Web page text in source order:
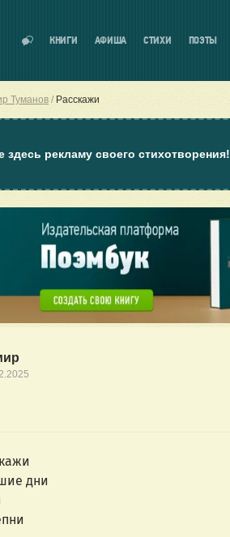
КНИГИ АФИША СТИХИ ПОЭТЫ
Туманов Расскажи
здесь рекламу своего стихотворения!
дни